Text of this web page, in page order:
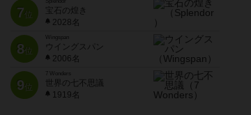
7位
宝石の煌き
2028名
8位
Wingspan
ウイングスパン
2006名
9位
7 Wonders
世界の七不思議
1919名